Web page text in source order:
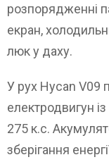
розпорядженні
екран,
люк у даху.
У рух Hycan V09
електродвигун
275 к.с.
зберігання